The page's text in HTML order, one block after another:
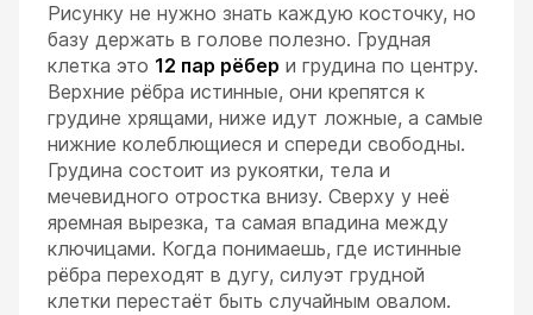
Рисунку не нужно знать каждую косточку, но
базу держать в голове полезно. Грудная
клетка это 12 пар рёбер и грудина по центру.
Верхние рёбра истинные, они крепятся к
грудине хрящами, ниже идут ложные, а самые
нижние колеблющиеся и спереди свободны.
Грудина состоит из рукоятки, тела и
мечевидного отростка внизу. Сверху у неё
яремная вырезка, та самая впадина между
ключицами. Когда понимаешь, где истинные
рёбра переходят в дугу, силуэт грудной
клетки перестаёт быть случайным овалом.